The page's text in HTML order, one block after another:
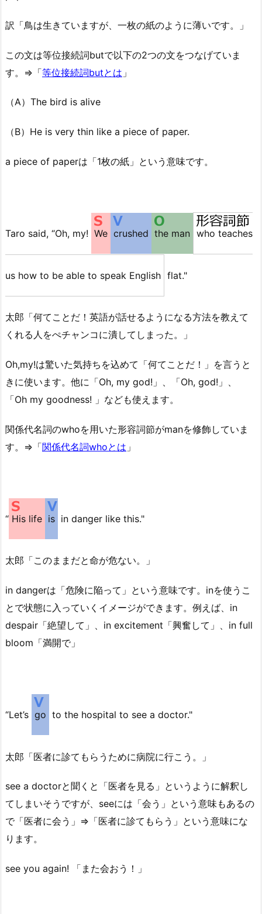
訳「鳥は生きていますが、一枚の紙のように薄いです。」
この文は等位接続詞butで以下の2つの文をつなげていま
す。⇒「等位接続詞butとは 」
（A）The bird is alive
（B）He is very thin like a piece of paper.
a piece of paperは「1枚の紙」という意味です。
Taro said, “Oh, my! We crushed the man who teaches
us how to be able to speak English flat."
太郎「何てことだ！英語が話せるようになる方法を教えて
くれる人をぺチャンコに潰してしまった。」
Oh,my!は驚いた気持ちを込めて「何てことだ！」を言うと
きに使います。他に「Oh, my god!」、「Oh, god!」、
「Oh my goodness! 」なども使えます。
関係代名詞のwhoを用いた形容詞節がmanを修飾していま
す。⇒「関係代名詞whoとは 」
“ His life is in danger like this."
太郎「このままだと命が危ない。」
in dangerは「危険に陥って」という意味です。inを使うこ
とで状態に入っていくイメージができます。例えば、in
despair「絶望して」、in excitement「興奮して」、in full
bloom「満開で」
“Let’s go to the hospital to see a doctor."
太郎「医者に診てもらうために病院に行こう。」
see a doctorと聞くと「医者を見る」というように解釈し
てしまいそうですが、seeには「会う」という意味もあるの
で「医者に会う」⇒「医者に診てもらう」という意味にな
ります。
see you again! 「また会おう！」